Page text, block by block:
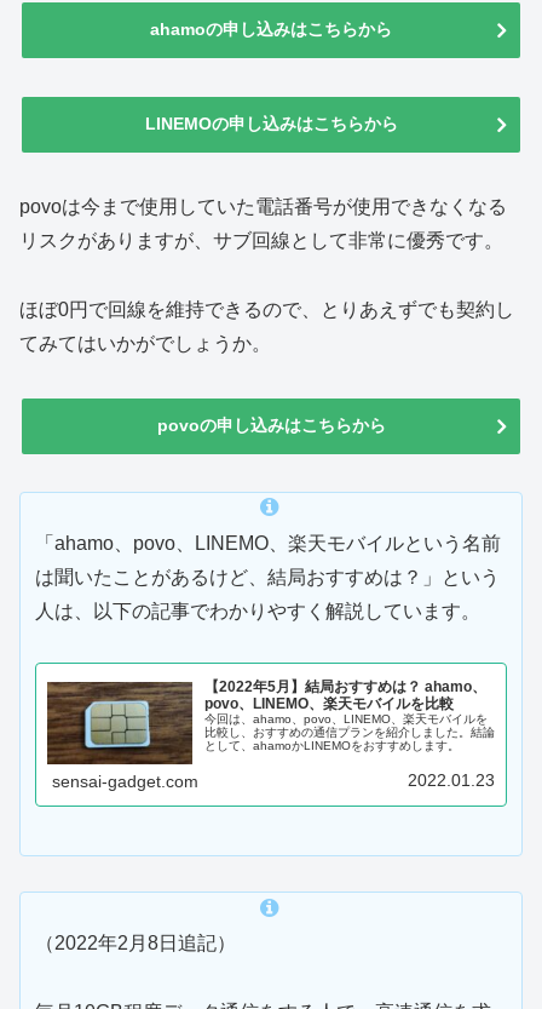
ahamoの申し込みはこちらから
LINEMOの申し込みはこちらから
povoは今まで使用していた電話番号が使用できなくなる
リスクがありますが、サブ回線として非常に優秀です。
ほぼ0円で回線を維持できるので、とりあえずでも契約し
てみてはいかがでしょうか。
povoの申し込みはこちらから
「ahamo、povo、LINEMO、楽天モバイルという名前
は聞いたことがあるけど、結局おすすめは？」という
人は、以下の記事でわかりやすく解説しています。
【2022年5月】結局おすすめは？ ahamo、
povo、LINEMO、楽天モバイルを比較
今回は、ahamo、povo、LINEMO、楽天モバイルを
比較し、おすすめの通信プランを紹介しました。結論
として、ahamoかLINEMOをおすすめします。
sensai-gadget.com 2022.01.23
（2022年2月8日追記）